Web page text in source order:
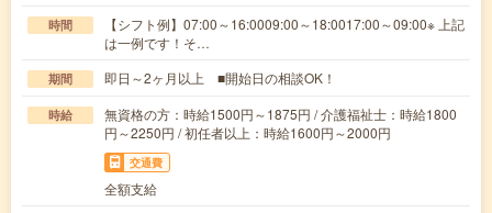
時間
【シフト例】07:00～16:0009:00～18:0017:00～09:00※ 上記
は一例です！そ…
期間 即日～2ヶ月以上 ■開始日の相談OK！
時給
無資格の方：時給1500円～1875円 / 介護福祉士：時給1800
円～2250円 / 初任者以上：時給1600円～2000円
交通費
全額支給